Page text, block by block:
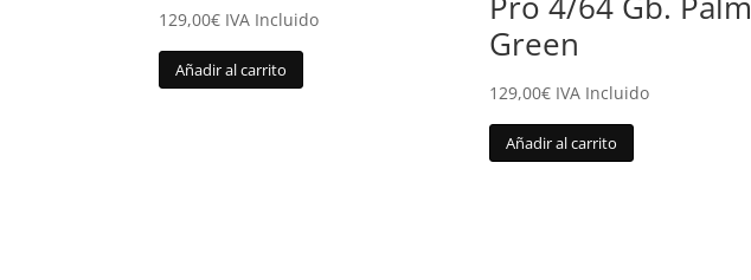
129,00€ IVA Incluido
Añadir al carrito
Green
129,00€ IVA Incluido
Añadir al carrito